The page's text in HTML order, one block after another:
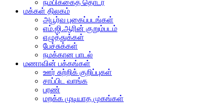
நம்பிக்கைத் தொடர்
மக்கள் திலகம்
அபூர்வ புகைப்படங்கள்
எம்.ஜி.ஆரின் குறும்படம்
எழுத்துக்கள்
பேச்சுக்கள்
நமக்கான பாடல்
மணாவின் பக்கங்கள்
ஊர் சுற்றிக் குறிப்புகள்
சாப்பிட வாங்க
பரண்
மறக்க முடியாத முகங்கள்